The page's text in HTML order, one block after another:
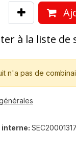
à la liste de
n'a pas de
interne: SEC20001317